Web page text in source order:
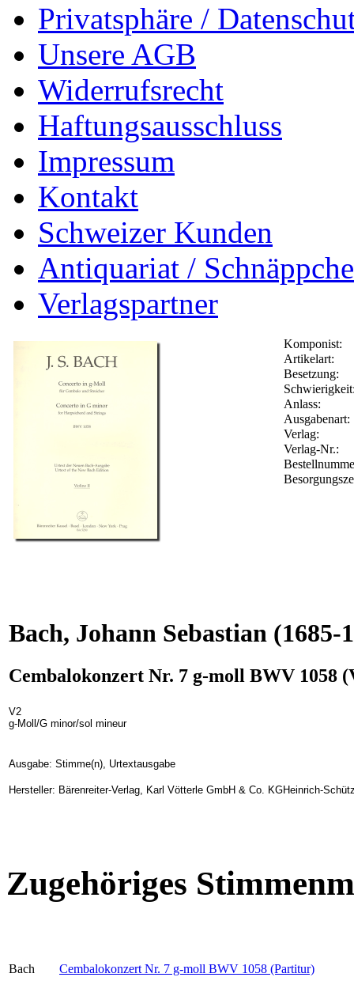
Privatsphäre /
Unsere AGB
Widerrufsrecht
Haftungsausschluss
Impressum
Kontakt
Schweizer Kunden
Antiquariat /
Verlagspartner
Komponist:
Artikelart:
Besetzung:
Anlass:
Ausgabenart:
Verlag:
Verlag-Nr.:
Bach, Johann Sebastian (1685-
Cembalokonzert Nr. 7 g-moll BWV 1058
V2
g-Moll/G minor/sol mineur
Ausgabe: Stimme(n), Urtextausgabe
Hersteller: Bärenreiter-Verlag, Karl Vötterle GmbH & Co. KGHeinrich-
Zugehöriges
Bach Cembalokonzert Nr. 7 g-moll BWV 1058 (Partitur)